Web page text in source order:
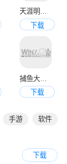
天涯明月刀官网版
下载
下载
手游 软件
下载